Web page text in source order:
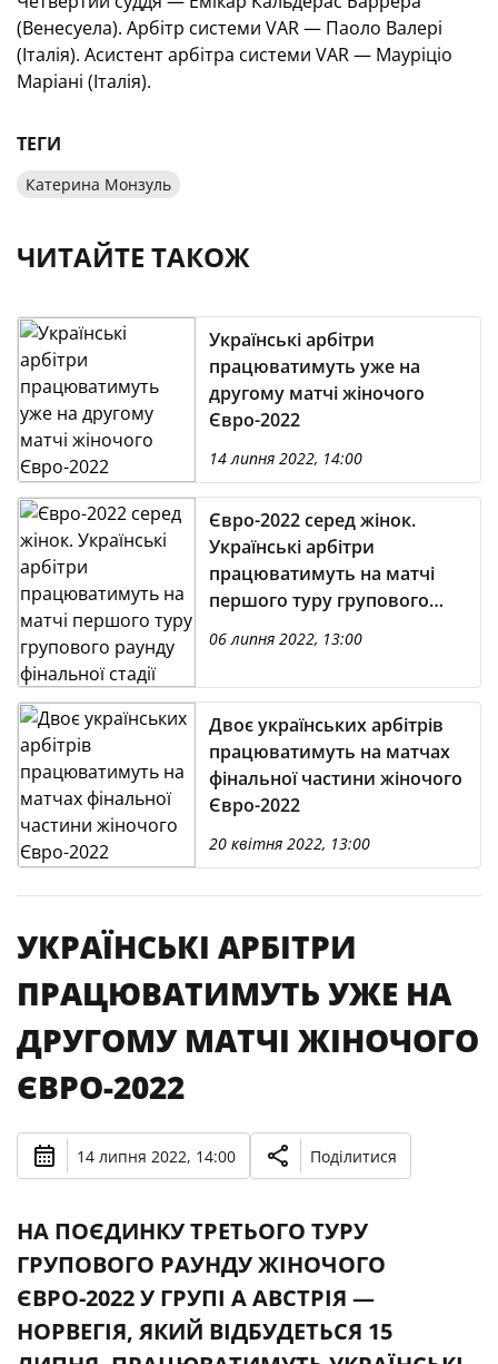
(Венесуела). Арбітр системи VAR — Паоло Валері
(Італія). Асистент арбітра системи VAR — Мауріціо
Маріані (Італія).
ТЕГИ
Катерина Монзуль
ЧИТАЙТЕ ТАКОЖ
Українські арбітри
працюватимуть уже на
другому матчі жіночого
Євро-2022
14 липня 2022, 14:00
Євро-2022 серед жінок.
Українські арбітри
працюватимуть на матчі
першого туру групового
06 липня 2022, 13:00
Двоє українських арбітрів
працюватимуть на матчах
фінальної частини жіночого
Євро-2022
20 квітня 2022, 13:00
УКРАЇНСЬКІ АРБІТРИ
ПРАЦЮВАТИМУТЬ УЖЕ НА
ДРУГОМУ МАТЧІ ЖІНОЧОГО
ЄВРО-2022
14 липня 2022, 14:00 Поділитися
НА ПОЄДИНКУ ТРЕТЬОГО ТУРУ
ГРУПОВОГО РАУНДУ ЖІНОЧОГО
ЄВРО-2022 У ГРУПІ А АВСТРІЯ —
НОРВЕГІЯ, ЯКИЙ ВІДБУДЕТЬСЯ 15